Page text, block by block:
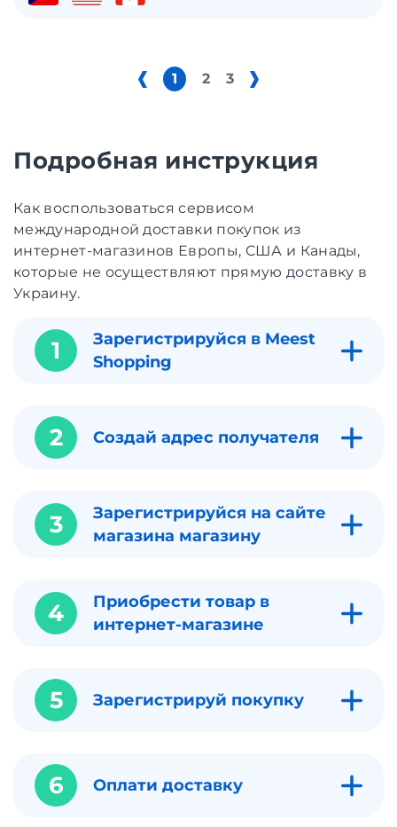
1 2 3
Подробная инструкция
Как воспользоваться сервисом
международной доставки покупок из
интернет-магазинов Европы, США и Канады,
которые не осуществляют прямую доставку в
Украину.
1
Зарегистрируйся в Meest
Shopping
2 Создай адрес получателя
3
Зарегистрируйся на сайте
магазина магазину
4
Приобрести товар в
интернет-магазине
5 Зарегистрируй покупку
6 Оплати доставку